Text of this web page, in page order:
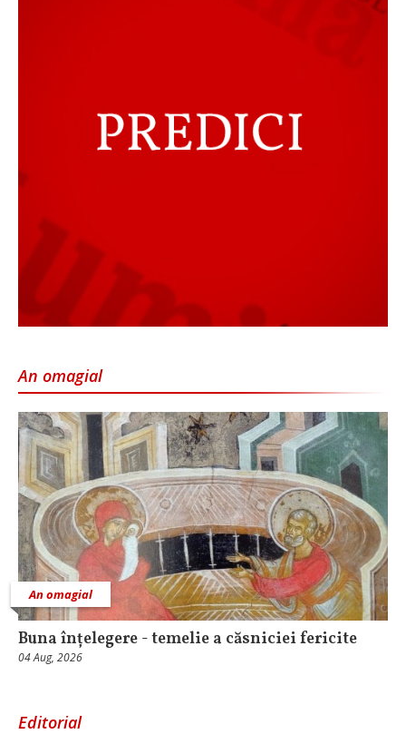
An omagial
An omagial
Buna înțelegere - temelie a căsniciei fericite
04 Aug, 2026
Editorial